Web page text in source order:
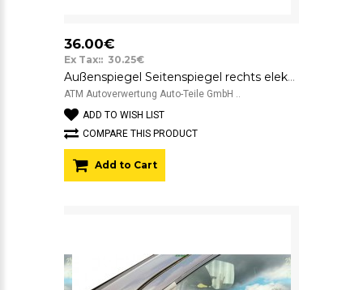
36.00€
Ex Tax:: 30.25€
Außenspiegel Seitenspiegel rechts elektrisch Beifahrerseite unlackiert VW Fox
ATM Autoverwertung Auto-Teile GmbH ..
ADD TO WISH LIST
COMPARE THIS PRODUCT
Add to Cart